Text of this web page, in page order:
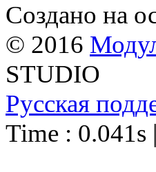
Создано на
© 2016
STUDIO
Русская
Time : 0.041s